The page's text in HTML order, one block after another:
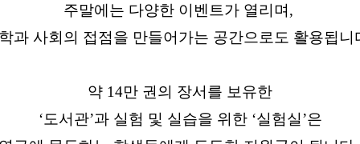
주말에는 다양한 이벤트가 열리며,
과 사회의 접점을 만들어가는 공간으로도 활용됩니
약 14만 권의 장서를 보유한
‘도서관’과 실험 및 실습을 위한 ‘실험실’은